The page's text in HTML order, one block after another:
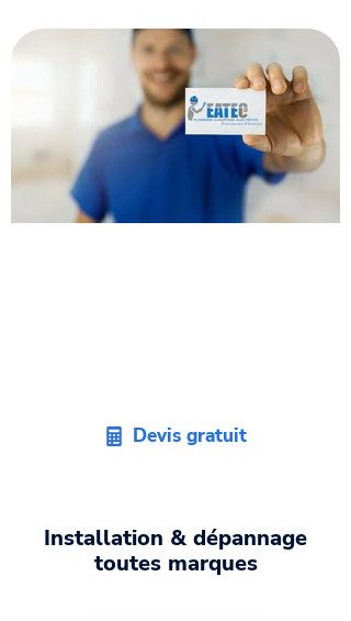
Devis gratuit
Installation & dépannage
toutes marques